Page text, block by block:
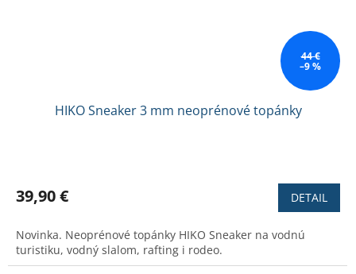
44 €
–9 %
HIKO Sneaker 3 mm neoprénové topánky
produktu
z
5
hviezdičiek.
39,90 € DETAIL
Novinka. Neoprénové topánky HIKO Sneaker na vodnú
turistiku, vodný slalom, rafting i rodeo.